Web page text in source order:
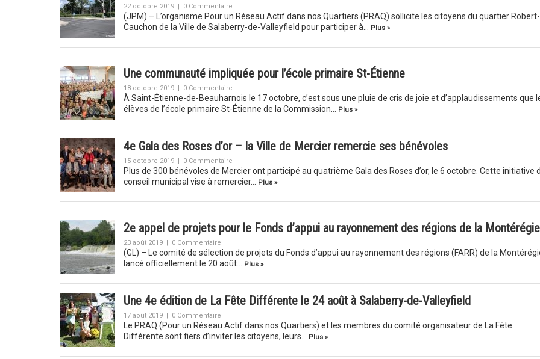
22 octobre 2019 | 0 Commentaire
(JPM) – L’organisme Pour un Réseau Actif dans nos Quartiers (PRAQ) sollicite les citoyens du quartier Robert-
Cauchon de la Ville de Salaberry-de-Valleyfield pour participer à…
Plus »
Une communauté impliquée pour l’école primaire St-Étienne
18 octobre 2019 | 0 Commentaire
À Saint-Étienne-de-Beauharnois le 17 octobre, c’est sous une pluie de cris de joie et d’applaudissements que
élèves de l’école primaire St-Étienne de la Commission…
Plus »
4e Gala des Roses d’or – la Ville de Mercier remercie ses bénévoles
15 octobre 2019 | 0 Commentaire
Plus de 300 bénévoles de Mercier ont participé au quatrième Gala des Roses d’or, le 6 octobre. Cette initiative
conseil municipal vise à remercier…
Plus »
2e appel de projets pour le Fonds d’appui au rayonnement des régions de la Montérégie
23 août 2019 | 0 Commentaire
(GL) – Le comité de sélection de projets du Fonds d’appui au rayonnement des régions (FARR) de la
lancé officiellement le 20 août…
Plus »
Une 4e édition de La Fête Différente le 24 août à Salaberry-de-Valleyfield
17 août 2019 | 0 Commentaire
Le PRAQ (Pour un Réseau Actif dans nos Quartiers) et les membres du comité organisateur de La Fête
Différente sont fiers d’inviter les citoyens, leurs…
Plus »